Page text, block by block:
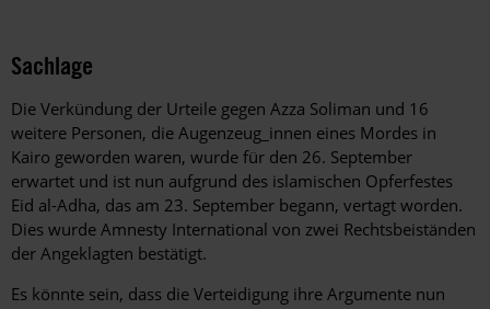
Sachlage
Die Verkündung der Urteile gegen Azza Soliman und 16
weitere Personen, die Augenzeug_innen eines Mordes in
Kairo geworden waren, wurde für den 26. September
erwartet und ist nun aufgrund des islamischen Opferfestes
Eid al-Adha, das am 23. September begann, vertagt worden.
Dies wurde Amnesty International von zwei Rechtsbeiständen
der Angeklagten bestätigt.
Es könnte sein, dass die Verteidigung ihre Argumente nun